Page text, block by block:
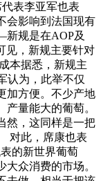
表李亚军也表
会影响到法国现有
规是在AOP及
见，新规主要针对
本据悉，新规主
认为，此举不仅
加方便。不少产地
量能大的葡萄。
然，这同样是一把
对此，席康也表
的新世界葡萄
众消费的市场。